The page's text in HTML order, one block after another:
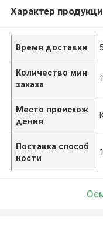
Характер
Время доставки
Количество мин
заказа
Место происхож
дения
Поставка способ
ности